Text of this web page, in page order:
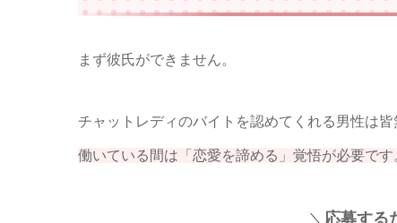
まず彼氏ができません。
チャットレディのバイトを認めてくれる男性は皆
働いている間は「恋愛を諦める」覚悟が必要です
＼ 応募する